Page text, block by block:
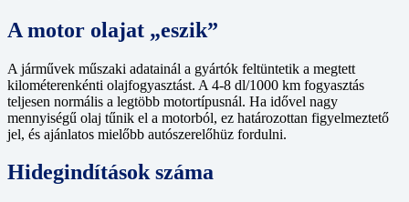
A motor olajat „eszik”
A járművek műszaki adatainál a gyártók feltüntetik a megtett
kilométerenkénti olajfogyasztást. A 4-8 dl/1000 km fogyasztás
teljesen normális a legtöbb motortípusnál. Ha idővel nagy
mennyiségű olaj tűnik el a motorból, ez határozottan figyelmeztető
jel, és ajánlatos mielőbb autószerelőhüz fordulni.
Hidegindítások száma